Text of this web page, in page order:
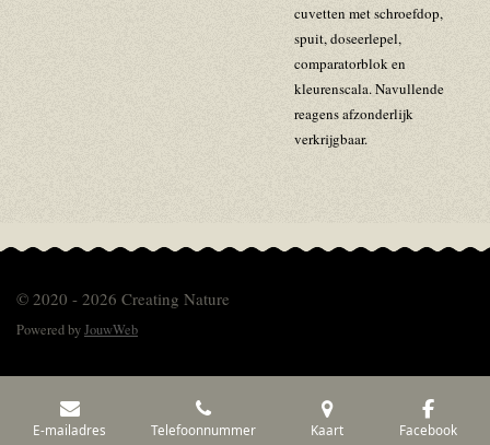
cuvetten met schroefdop,
spuit, doseerlepel,
comparatorblok en
kleurenscala. Navullende
reagens afzonderlijk
verkrijgbaar.
© 2020 - 2026 Creating Nature
Powered byJouwWeb
E-mailadres Telefoonnummer Kaart Facebook